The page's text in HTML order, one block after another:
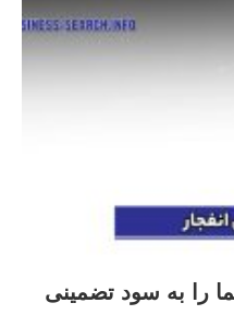
را به سود تضمینی